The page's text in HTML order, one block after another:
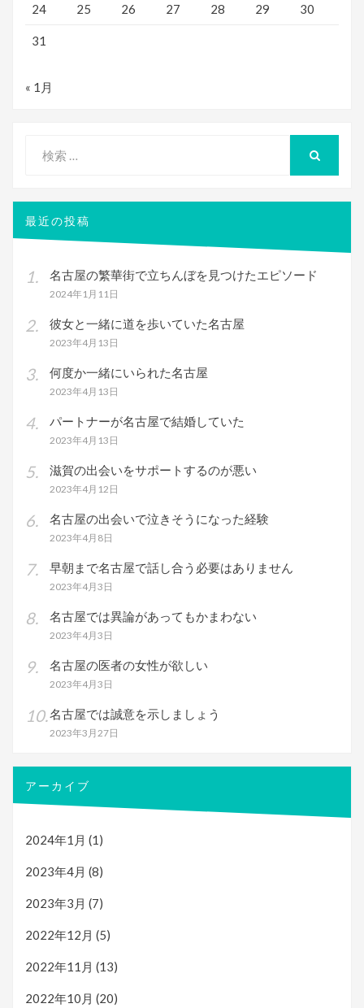
24 25 26 27 28 29 30
31
« 1月
象:
最近の投稿
名古屋の繁華街で立ちんぼを見つけたエピソード
2024年1月11日
彼女と一緒に道を歩いていた名古屋
2023年4月13日
何度か一緒にいられた名古屋
2023年4月13日
パートナーが名古屋で結婚していた
2023年4月13日
滋賀の出会いをサポートするのが悪い
2023年4月12日
名古屋の出会いで泣きそうになった経験
2023年4月8日
早朝まで名古屋で話し合う必要はありません
2023年4月3日
名古屋では異論があってもかまわない
2023年4月3日
名古屋の医者の女性が欲しい
2023年4月3日
名古屋では誠意を示しましょう
2023年3月27日
アーカイブ
2024年1月 (1)
2023年4月 (8)
2023年3月 (7)
2022年12月 (5)
2022年11月 (13)
2022年10月 (20)